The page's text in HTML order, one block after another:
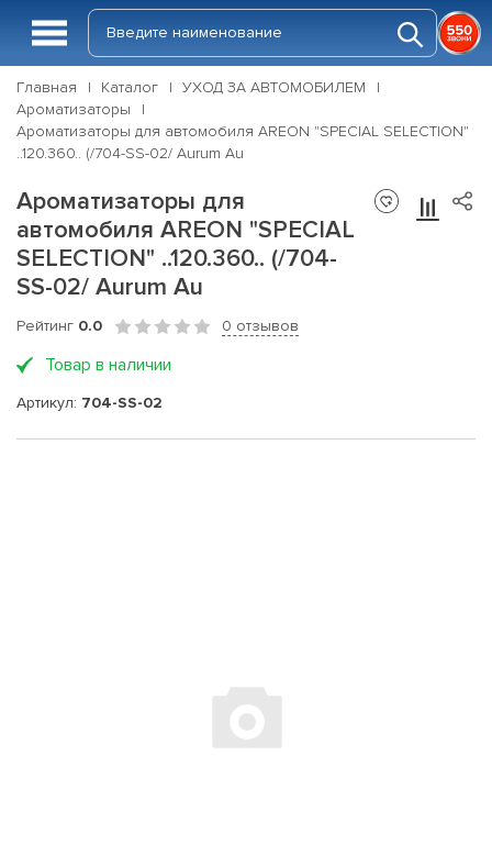
Главная Каталог
УХОД ЗА АВТОМОБИЛЕМ
Ароматизаторы
Ароматизаторы для автомобиля AREON "SPECIAL SELECTION"
..120.360.. (/704-SS-02/ Aurum Au
Ароматизаторы для
автомобиля AREON "SPECIAL
SELECTION" ..120.360.. (/704-
SS-02/ Aurum Au
Рейтинг 0.0 0 отзывов
Товар в наличии
Артикул: 704-SS-02